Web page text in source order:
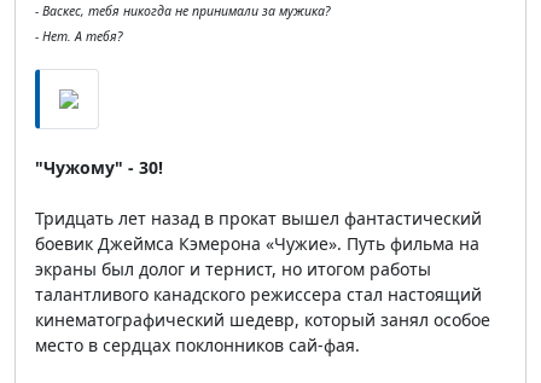
- Васкес, тебя никогда не принимали за мужика?
- Нет. А тебя?
"Чужому" - 30!
Тридцать лет назад в прокат вышел фантастический
боевик Джеймса Кэмерона «Чужие». Путь фильма на
экраны был долог и тернист, но итогом работы
талантливого канадского режиссера стал настоящий
кинематографический шедевр, который занял особое
место в сердцах поклонников сай-фая.